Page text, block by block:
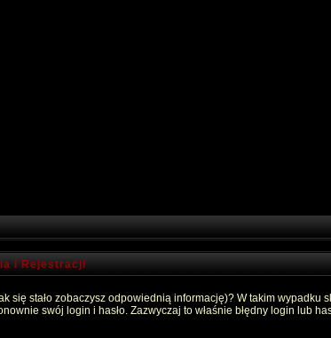
i Rejestracji
się stało zobaczysz odpowiednią informację)? W takim
swój login i hasło. Zazwyczaj to właśnie błędny login lub